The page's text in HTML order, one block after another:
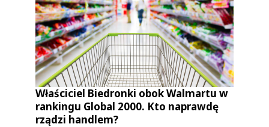
Właściciel Biedronki obok Walmartu w
rankingu Global 2000. Kto naprawdę
rządzi handlem?